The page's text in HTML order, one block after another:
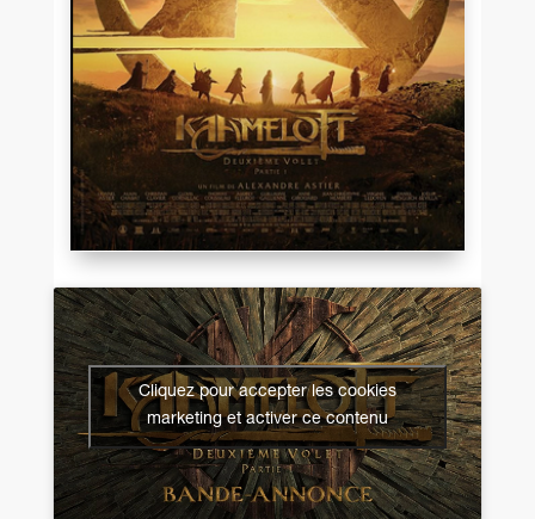
Cliquez pour accepter les cookies
marketing et activer ce contenu